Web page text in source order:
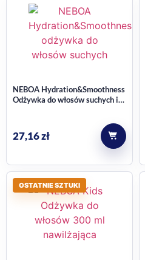
NEBOA Hydration&Smoothness
Odżywka do włosów suchych i
27,16zł
OSTATNIE SZTUKI